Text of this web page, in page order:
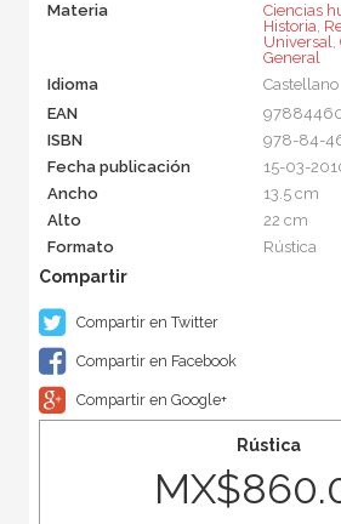
Materia
Ciencias
Historia,
Universal,
General
Idioma
Castellano
EAN
ISBN
978-84-
Fecha publicación
15-03-
Ancho
13.5 cm
Alto
22 cm
Formato
Rústica
Compartir en Twitter
Compartir en Facebook
Compartir en Google+
Rústica